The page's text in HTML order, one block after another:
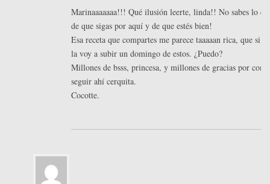
Marinaaaaaaa!!! Qué ilusión leerte, linda!! No sabes lo
de que sigas por aquí y de que estés bien!
Esa receta que compartes me parece taaaaan rica, que si
la voy a subir un domingo de estos. ¿Puedo?
Millones de bsss, princesa, y millones de gracias por
seguir ahí cerquita.
Cocotte.